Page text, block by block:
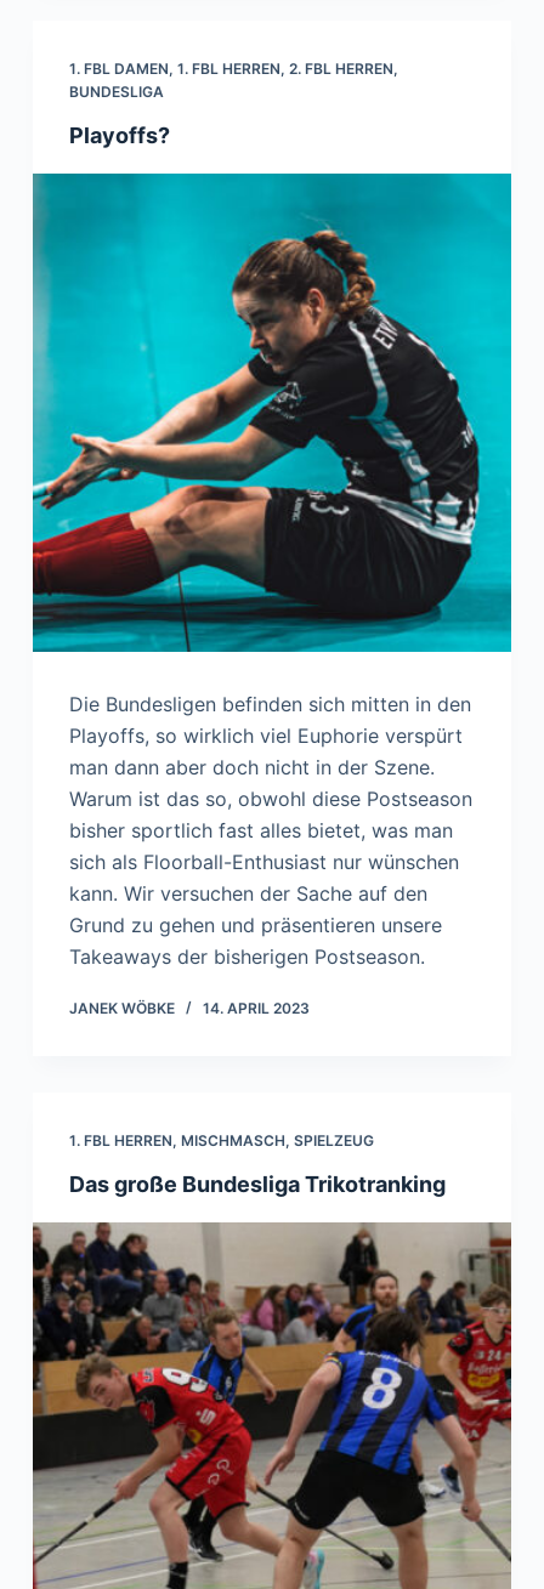
1. FBL DAMEN, 1. FBL HERREN, 2. FBL HERREN,
BUNDESLIGA
Playoffs?
Die Bundesligen befinden sich mitten in den
Playoffs, so wirklich viel Euphorie verspürt
man dann aber doch nicht in der Szene.
Warum ist das so, obwohl diese Postseason
bisher sportlich fast alles bietet, was man
sich als Floorball-Enthusiast nur wünschen
kann. Wir versuchen der Sache auf den
Grund zu gehen und präsentieren unsere
Takeaways der bisherigen Postseason.
JANEK WÖBKE 14. APRIL 2023
1. FBL HERREN, MISCHMASCH, SPIELZEUG
Das große Bundesliga Trikotranking